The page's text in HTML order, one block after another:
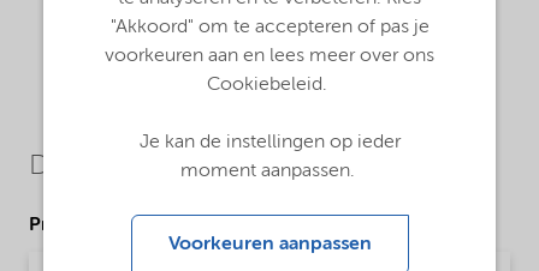
Downloads
Product Data Sheets
"Akkoord" om te accepteren of pas je
voorkeuren aan en lees meer over ons
Cookiebeleid.
Je kan de instellingen op ieder
moment aanpassen.
Voorkeuren aanpassen